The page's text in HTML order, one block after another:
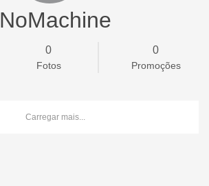
NoMachine
0
Fotos
0
Promoções
Carregar mais...